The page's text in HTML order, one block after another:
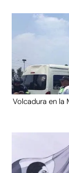
Volcadura en la